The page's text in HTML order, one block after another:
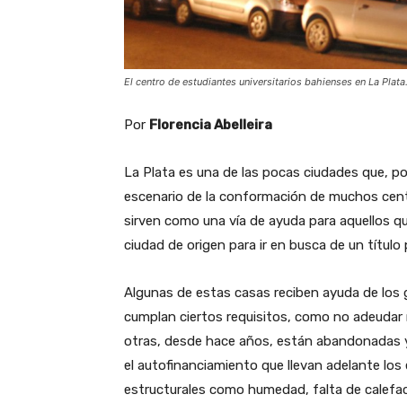
El centro de estudiantes universitarios bahienses en La Plata.
Por Florencia Abelleira
La Plata es una de las pocas ciudades que,
escenario de la conformación de muchos
sirven como una vía de ayuda para aquellos
ciudad de origen para ir en busca de un título
Algunas de estas casas reciben ayuda de
cumplan ciertos requisitos, como no
otras, desde hace años, están
el autofinanciamiento que llevan adelante
estructurales como humedad, falta de